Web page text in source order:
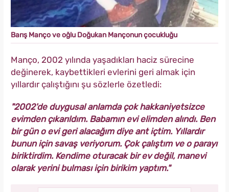
Barış Manço ve oğlu Doğukan Mançonun çocukluğu
Manço, 2002 yılında yaşadıkları haciz sürecine
değinerek, kaybettikleri evlerini geri almak için
yıllardır çalıştığını şu sözlerle özetledi:
"2002'de duygusal anlamda çok hakkaniyetsizce
evimden çıkarıldım. Babamın evi elimden alındı. Ben
bir gün o evi geri alacağım diye ant içtim. Yıllardır
bunun için savaş veriyorum. Çok çalıştım ve o parayı
biriktirdim. Kendime oturacak bir ev değil, manevi
olarak yerini bulması için birikim yaptım."